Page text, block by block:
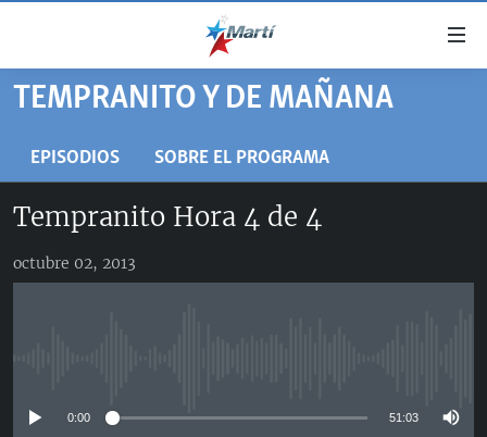
accesibilidad
contenido
la
búsqueda
TITULARES
CUBA
DERECHOS HUMANOS
#11JCUBA, 5 AÑOS DESPUÉS
ESTADOS UNIDOS
AMÉRICA 250
AMÉRICA LATINA
INMIGRACIÓN
OPINIÓN GRÁFICA
TEMPRANITO Y DE MAÑANA
EPISODIOS SOBRE EL PROGRAMA
Tempranito Hora 4 de 4
octubre 02, 2013
0:00 51:03